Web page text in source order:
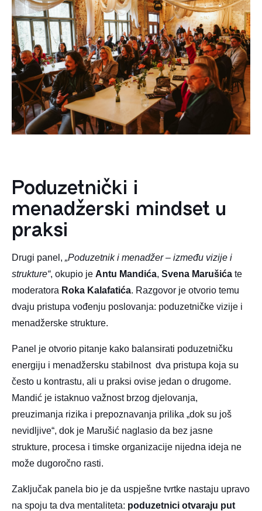
Poduzetnički i
menadžerski mindset u
praksi
Drugi panel, „Poduzetnik i menadžer – između vizije i
strukture“, okupio je Antu Mandića, Svena Marušića te
moderatora Roka Kalafatića. Razgovor je otvorio temu
dvaju pristupa vođenju poslovanja: poduzetničke vizije i
menadžerske strukture.
Panel je otvorio pitanje kako balansirati poduzetničku
energiju i menadžersku stabilnost dva pristupa koja su
često u kontrastu, ali u praksi ovise jedan o drugome.
Mandić je istaknuo važnost brzog djelovanja,
preuzimanja rizika i prepoznavanja prilika „dok su još
nevidljive“, dok je Marušić naglasio da bez jasne
strukture, procesa i timske organizacije nijedna ideja ne
može dugoročno rasti.
Zaključak panela bio je da uspješne tvrtke nastaju upravo
na spoju ta dva mentaliteta: poduzetnici otvaraju put